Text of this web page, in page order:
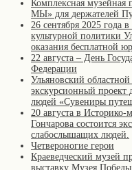
Комплексная
МЫ» для держателей
26 сентября 2025 года
культурной политики
оказания бесплатной
22 августа – День
Федерации
Ульяновский
экскурсионный проект
людей «Сувениры
20 августа в
Гончарова состоится
слабослышащих людей.
Четвероногие герои
Краеведческий музей
выставку Музея